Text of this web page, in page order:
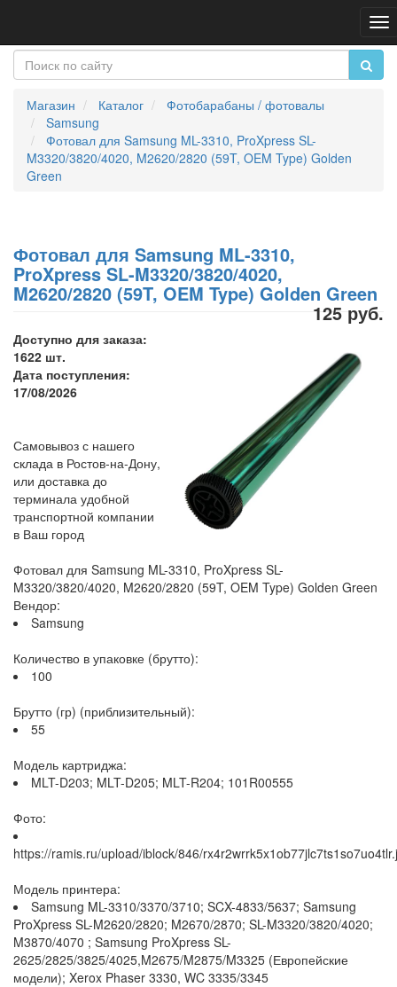
Магазин Каталог
Фотобарабаны / фотовалы
Samsung
Фотовал для Samsung ML-3310, ProXpress SL-
M3320/3820/4020, M2620/2820 (59T, OEM Type) Golden
Green
Фотовал для Samsung ML-3310,
ProXpress SL-M3320/3820/4020,
M2620/2820 (59T, OEM Type) Golden Green
125 руб.
Доступно для заказа:
1622 шт.
Дата поступления:
17/08/2026
Самовывоз с нашего
склада в Ростов-на-Дону,
или доставка до
терминала удобной
транспортной компании
в Ваш город
Фотовал для Samsung ML-3310, ProXpress SL-
M3320/3820/4020, M2620/2820 (59T, OEM Type) Golden Green
Вендор:
Samsung
Количество в упаковке (брутто):
100
Брутто (гр) (приблизительный):
55
Модель картриджа:
MLT-D203; MLT-D205; MLT-R204; 101R00555
Фото:
https://ramis.ru/upload/iblock/846/
Модель принтера:
Samsung ML-3310/3370/3710; SCX-4833/5637; Samsung
ProXpress SL-M2620/2820; M2670/2870; SL-M3320/3820/4020;
M3870/4070 ; Samsung ProXpress SL-
2625/2825/3825/4025,M2675/M2875/M3325 (Европейские
модели); Xerox Phaser 3330, WC 3335/3345